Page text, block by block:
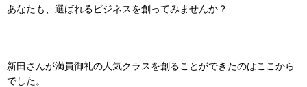
あなたも、選ばれるビジネスを創ってみませんか？
新田さんが満員御礼の人気クラスを創ることができたのはここから
でした。